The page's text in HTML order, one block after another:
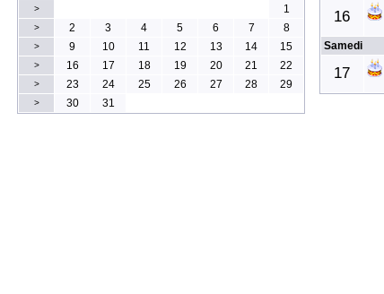
16
Samedi
17
> 1
> 2 3 4 5 6 7 8
> 9 10 11 12 13 14 15
> 16 17 18 19 20 21 22
> 23 24 25 26 27 28 29
> 30 31